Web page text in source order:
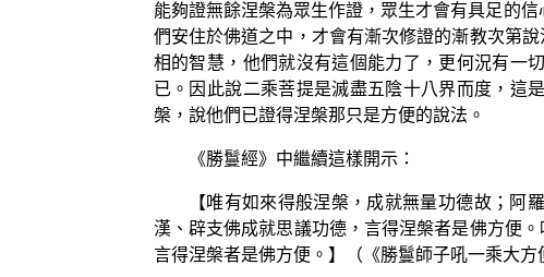
能夠證無餘涅槃為眾生作證，眾生才會有具足的
們安住於佛道之中，才會有漸次修證的漸教次第
相的智慧，他們就沒有這個能力了，更何況有一
已。因此說二乘菩提是滅盡五陰十八界而度，這
槃，說他們已證得涅槃那只是方便的說法。
《勝鬘經》中繼續這樣開示：
【唯有如來得般涅槃，成就無量功德故；
漢、辟支佛成就思議功德，言得涅槃者是佛方便
言得涅槃者是佛方便。】（《勝鬘師子吼一乘大方